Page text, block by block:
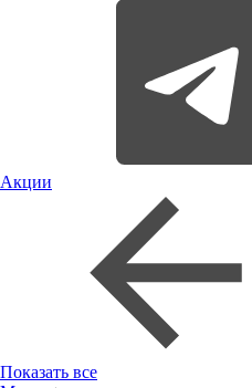
Акции
Показать все